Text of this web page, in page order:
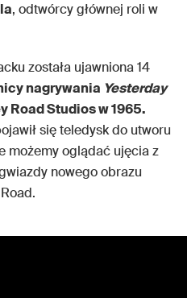
, odtwórcy głównej roli w
została ujawniona 14
nagrywania Yesterday
Road Studios w 1965.
się teledysk do utworu
możemy oglądać ujęcia z
nowego obrazu